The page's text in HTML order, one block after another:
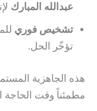
عبدالله المبارك
تشخيص فوري
تؤخّر الحل.
هذه الجاهزية
مطمئناً وقت الحاجة